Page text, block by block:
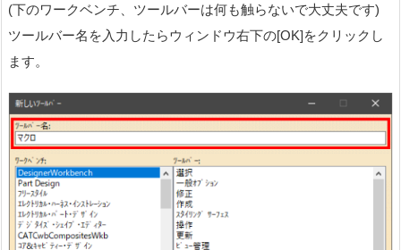
(下のワークベンチ、ツールバーは何も触らないで大丈夫です)
ツールバー名を入力したらウィンドウ右下の[OK]をクリックし
ます。